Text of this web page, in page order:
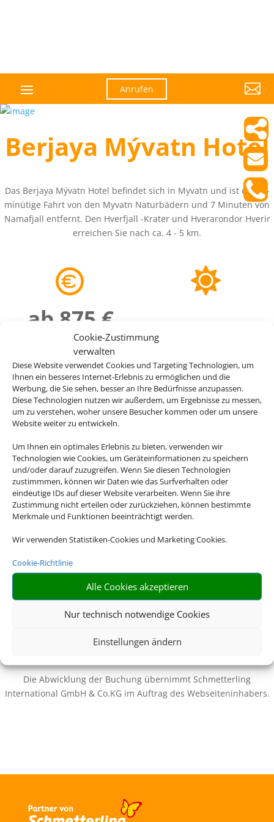
Cookie-Zustimmung
verwalten
Diese Website verwendet Cookies und Targeting Technologien, um
Ihnen ein besseres Internet-Erlebnis zu ermöglichen und die
Werbung, die Sie sehen, besser an Ihre Bedürfnisse anzupassen.
Diese Technologien nutzen wir außerdem, um Ergebnisse zu messen,
um zu verstehen, woher unsere Besucher kommen oder um unsere
Website weiter zu entwickeln.
Um Ihnen ein optimales Erlebnis zu bieten, verwenden wir
Technologien wie Cookies, um Geräteinformationen zu speichern
und/oder darauf zuzugreifen. Wenn Sie diesen Technologien
zustimmmen, können wir Daten wie das Surfverhalten oder
eindeutige IDs auf dieser Website verarbeiten. Wenn Sie ihre
Zustimmung nicht erteilen oder zurückziehen, können bestimmte
Merkmale und Funktionen beeinträchtigt werden.
Wir verwenden Statistiken-Cookies und Marketing Cookies.
Cookie-Richtlinie
Alle Cookies akzeptieren
Nur technisch notwendige Cookies
Einstellungen ändern
Anrufen 
Berjaya Mývatn Hotel
Das Berjaya Mývatn Hotel befindet sich in Myvatn und ist eine 4-
minütige Fahrt von den Myvatn Naturbädern und 7 Minuten von
Namafjall entfernt. Den Hverfjall -Krater und Hverarondor Hverir
erreichen Sie nach ca. 4 - 5 km.
ab 875 €
Wir brauchen Ihre Einwilligung
Um diesen Inhalt darzustellen, aktivieren Sie bitte die Cookies. Es
werden ggf. personenbezogene Daten verarbeitet.
Cookies akzeptieren
Die Abwicklung der Buchung übernimmt Schmetterling
International GmbH & Co.KG im Auftrag des Webseiteninhabers.